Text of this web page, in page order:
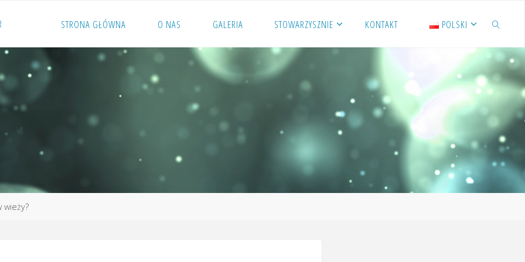
STRONA GŁÓWNA O NAS GALERIA STOWARZYSZNIE KONTAKT POLSKI
SZUKAJ
wieży?